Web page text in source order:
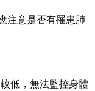
注意是否有罹患肺
低，無法監控身體